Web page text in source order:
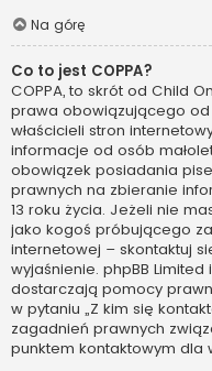
Na górę
Co to jest COPPA?
COPPA, to skrót od Child
prawa obowiązującego od
właścicieli stron
informacje od osób
obowiązek posiadania
prawnych na zbieranie
13 roku życia. Jeżeli nie
jako kogoś próbującego
internetowej – skontaktuj
wyjaśnienie. phpBB
dostarczają pomocy
w pytaniu „Z kim się
zagadnień prawnych
punktem kontaktowym dla